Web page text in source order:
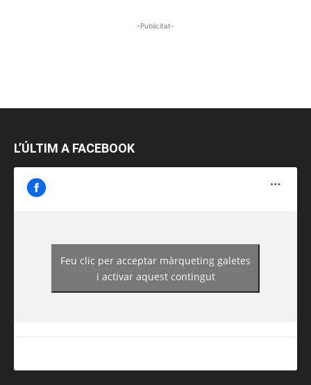
-Publicitat-
L’ÚLTIM A FACEBOOK
https://www.facebook.com/guiadereus/
Feu clic per acceptar màrqueting galetes
i activar aquest contingut